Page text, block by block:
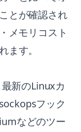
とが確認され
メモリコスト
ます。
新のLinuxカ
フック
などのツー